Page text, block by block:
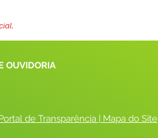
OUVIDORIA
de Transparência | Mapa do Site